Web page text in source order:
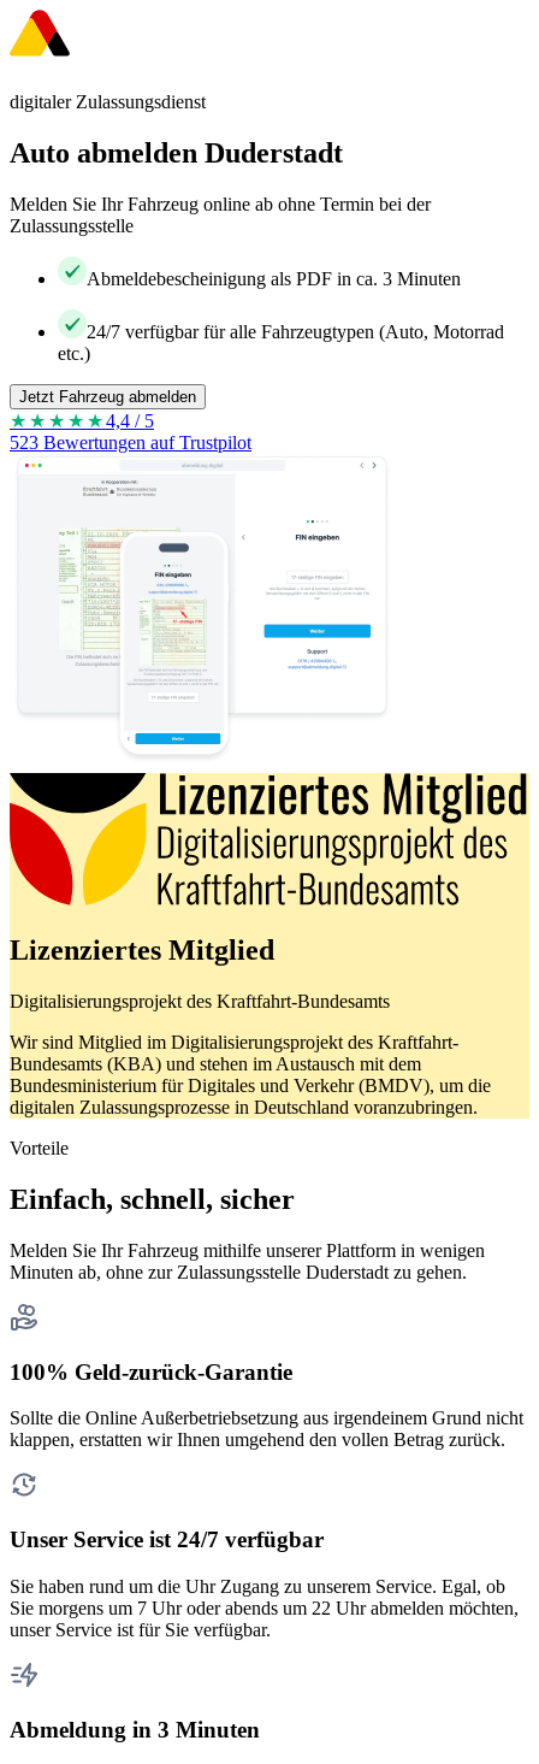
digitaler Zulassungsdienst
Auto abmelden Duderstadt
Melden Sie Ihr Fahrzeug online ab ohne Termin bei der
Zulassungsstelle
Abmeldebescheinigung als PDF in ca. 3 Minuten
24/7 verfügbar für alle Fahrzeugtypen (Auto, Motorrad
etc.)
Jetzt Fahrzeug abmelden
★★★★ ★4,4 / 5
523 Bewertungen auf Trustpilot
Lizenziertes Mitglied
Digitalisierungsprojekt des Kraftfahrt-Bundesamts
Wir sind Mitglied im Digitalisierungsprojekt des Kraftfahrt-
Bundesamts (KBA) und stehen im Austausch mit dem
Bundesministerium für Digitales und Verkehr (BMDV), um die
digitalen Zulassungsprozesse in Deutschland voranzubringen.
Vorteile
Einfach, schnell, sicher
Melden Sie Ihr Fahrzeug mithilfe unserer Plattform in wenigen
Minuten ab, ohne zur Zulassungsstelle Duderstadt zu gehen.
100% Geld-zurück-Garantie
Sollte die Online Außerbetriebsetzung aus irgendeinem Grund nicht
klappen, erstatten wir Ihnen umgehend den vollen Betrag zurück.
Unser Service ist 24/7 verfügbar
Sie haben rund um die Uhr Zugang zu unserem Service. Egal, ob
Sie morgens um 7 Uhr oder abends um 22 Uhr abmelden möchten,
unser Service ist für Sie verfügbar.
Abmeldung in 3 Minuten